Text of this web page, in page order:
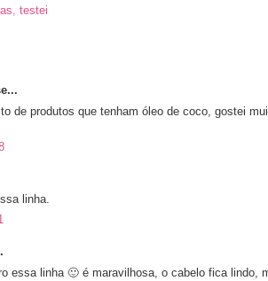
testei
de produtos que tenham óleo de coco, gostei
linha.
essa linha 🙂 é maravilhosa, o cabelo fica lindo,